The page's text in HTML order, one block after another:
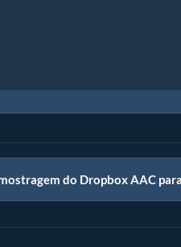
do Dropbox AAC